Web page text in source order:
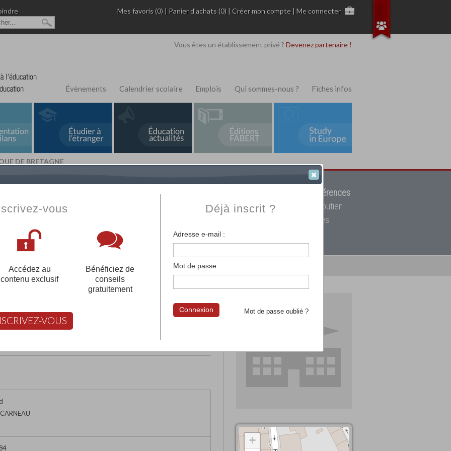
Mes favoris (0) | Panier d'achats (0) |Créer mon compte |Me connecter
Vous êtes un établissement privé ? Devenez partenaire !
Évènements Calendrier scolaire Emplois Qui sommes-nous ? Fiches infos
DE BRETAGNE
Fabert.com
12908 références
votre établissement privé, du primaire au supérieur, mais aussi des cours de soutien
scolaire et des cours à distance. Ce moteur regroupe toutes les écoles privées
françaises et tous les établissements français à l'étranger.
votre compte pour être accompagné gratuitement dans votre recherche d'école
DE BRETAGNE
FABERT vous aide à choisir
+
vous
Accédez au
contenu exclusif
Bénéficiez de
conseils
gratuitement
VOUS
Déjà inscrit ?
Adresse e-mail :
Mot de passe :
Mot de passe oublié ?
Connexion